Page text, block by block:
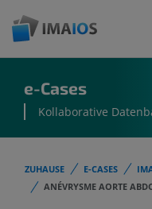
e-Cases
Kollaborative
ZUHAUSE E-CASES
ANÉVRYSME AORTE